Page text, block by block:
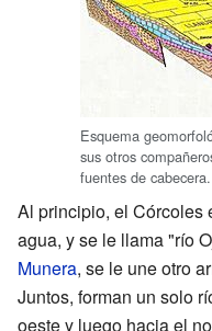
Esquema
sus otros
fuentes de cabecera.
Al principio, el Córcoles
agua, y se le llama "río
Munera, se le une otro
Juntos, forman un solo
oeste y luego hacia el